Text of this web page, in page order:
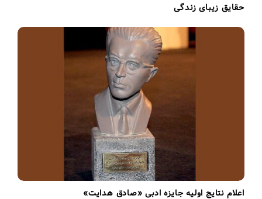
حقایق زیبای زندگی
اعلام نتایج اولیه جایزه ادبی «صادق هدایت»